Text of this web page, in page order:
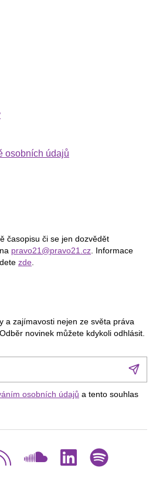
osobních údajů
časopisu či se jen dozvědět
pravo21@pravo21.cz . Informace
zde
a zajímavosti nejen ze světa práva
novinek můžete kdykoli odhlásit.
osobních údajů a tento souhlas
RSS